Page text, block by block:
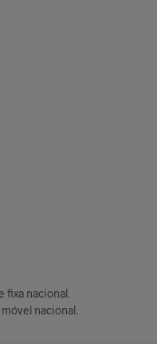
fixa nacional.
nacional.